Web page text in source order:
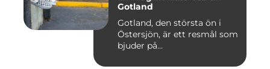
Gotland
Gotland, den största ön i
Östersjön, är ett resmål som
bjuder på...